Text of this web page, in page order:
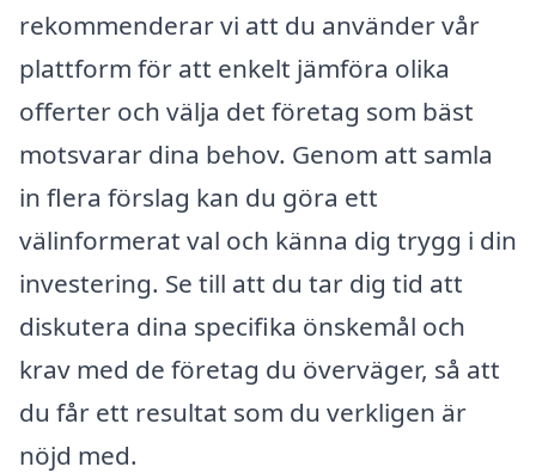
rekommenderar vi att du använder vår
plattform för att enkelt jämföra olika
offerter och välja det företag som bäst
motsvarar dina behov. Genom att samla
in flera förslag kan du göra ett
välinformerat val och känna dig trygg i din
investering. Se till att du tar dig tid att
diskutera dina specifika önskemål och
krav med de företag du överväger, så att
du får ett resultat som du verkligen är
nöjd med.